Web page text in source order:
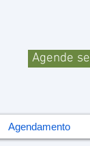
Agende
Agendamento